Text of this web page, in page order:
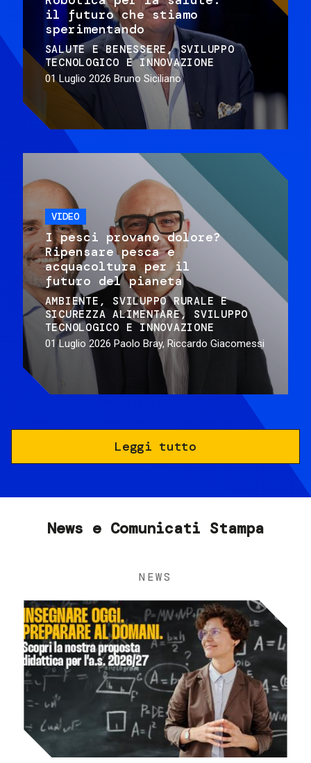
il futuro che stiamo
sperimentando
SALUTE E BENESSERE
SVILUPPO
TECNOLOGICO E INNOVAZIONE
01 Luglio 2026 Bruno Siciliano
VIDEO
I pesci provano dolore?
Ripensare pesca e
acquacoltura per il
futuro del pianeta
AMBIENTE
SVILUPPO RURALE E
SICUREZZA ALIMENTARE
SVILUPPO
TECNOLOGICO E INNOVAZIONE
01 Luglio 2026 Paolo Bray, Riccardo Giacomessi
Leggi tutto
News e Comunicati Stampa
NEWS